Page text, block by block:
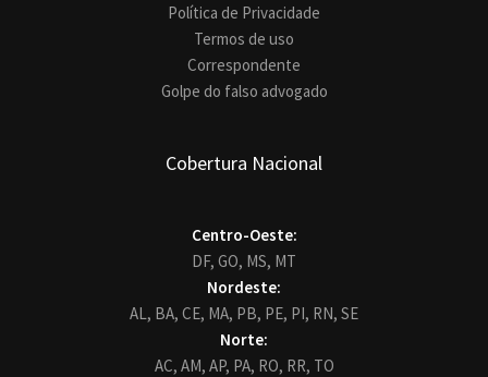
Política de Privacidade
Termos de uso
Correspondente
Golpe do falso advogado
Cobertura Nacional
Centro-Oeste:
DF, GO, MS, MT
Nordeste:
AL, BA, CE, MA, PB, PE, PI, RN, SE
Norte:
AC, AM, AP, PA, RO, RR, TO